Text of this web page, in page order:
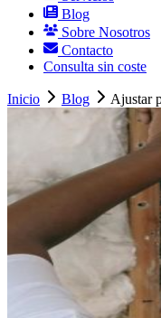
Blog
Sobre Nosotros
Contacto
Consulta sin coste
Inicio Blog Ajustar